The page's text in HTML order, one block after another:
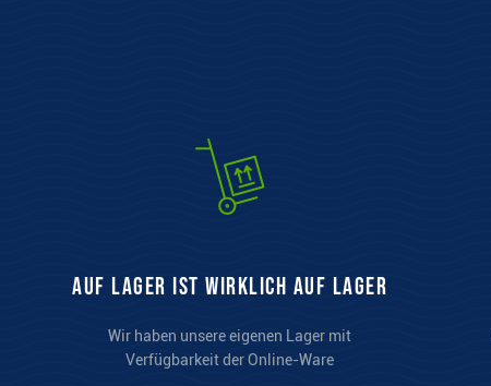
auf Lager ist wirklich auf Lager
Wir haben unsere eigenen Lager mit
Verfügbarkeit der Online-Ware